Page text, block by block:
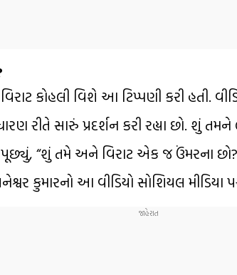
કોહલી વિશે આ ટિપ્પણી કરી હતી.
રીતે સારું પ્રદર્શન કરી રહ્યા છો. શું
“શું તમે અને વિરાટ એક જ ઉંમરના
કુમારનો આ વીડિયો સોશિયલ મીડિયા